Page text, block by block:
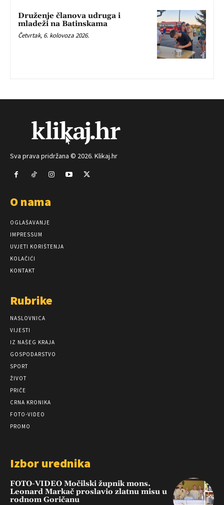
Druženje članova udruga i
mladeži na Batinskama
Četvrtak, 6. kolovoza 2026.
Sva prava pridržana © 2026. Klikaj.hr
O nama
OGLAŠAVANJE
IMPRESSUM
UVJETI KORIŠTENJA
KOLAČIĆI
KONTAKT
Rubrike
NASLOVNICA
VIJESTI
IZ NAŠEG KRAJA
GOSPODARSTVO
SPORT
ŽIVOT
PRIČE
CRNA KRONIKA
FOTO-VIDEO
PROMO
Izbor urednika
FOTO-VIDEO Močilski župnik mons.
Leonard Markač proslavio zlatnu misu u
rodnom Goričanu